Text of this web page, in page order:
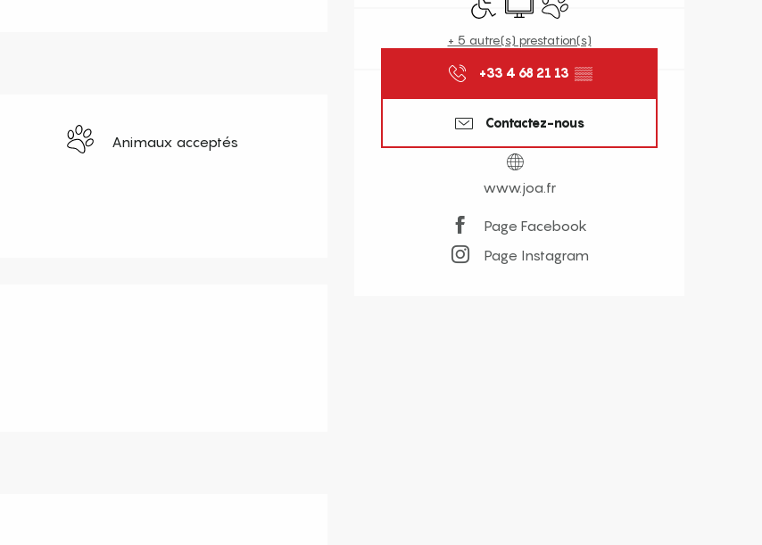
+ 5 autre(s) prestation(s)
+33 4 68 21 13 ▒▒
Contactez-nous
www.joa.fr
Page Facebook
Page Instagram
Animaux acceptés